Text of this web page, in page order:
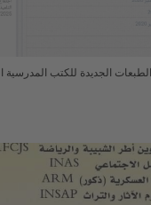
الطبعات الجديدة للكتب المدرسية